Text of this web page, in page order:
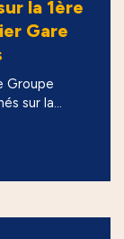
la 1ère
Gare
Groupe
sur la...